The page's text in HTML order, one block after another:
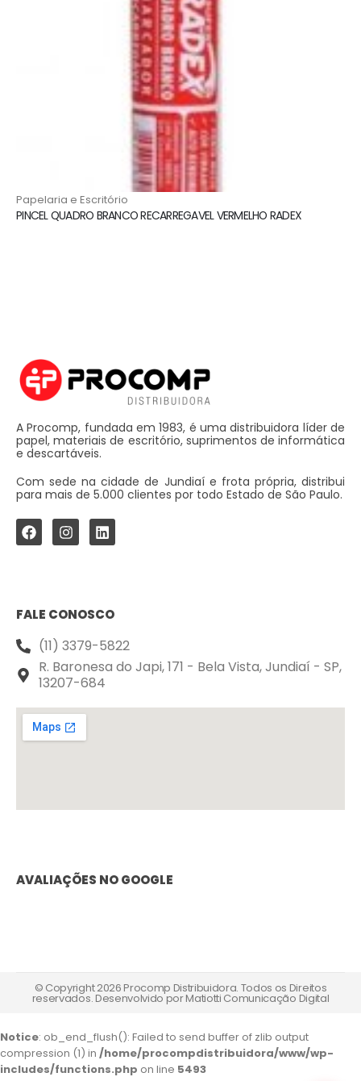
Papelaria e Escritório
PINCEL QUADRO BRANCO RECARREGAVEL VERMELHO RADEX
A Procomp, fundada em 1983, é uma distribuidora líder de
papel, materiais de escritório, suprimentos de informática
e descartáveis.
Com sede na cidade de Jundiaí e frota própria, distribui
para mais de 5.000 clientes por todo Estado de São Paulo.
FALE CONOSCO
(11) 3379-5822
R. Baronesa do Japi, 171 - Bela Vista, Jundiaí - SP,
13207-684
AVALIAÇÕES NO GOOGLE
© Copyright 2026 Procomp Distribuidora. Todos os Direitos
reservados. Desenvolvido porMatiotti Comunicação Digital
Notice: ob_end_flush(): Failed to send buffer of zlib output
compression (1) in /home/procompdistribuidora/www/wp-
includes/functions.php on line 5493